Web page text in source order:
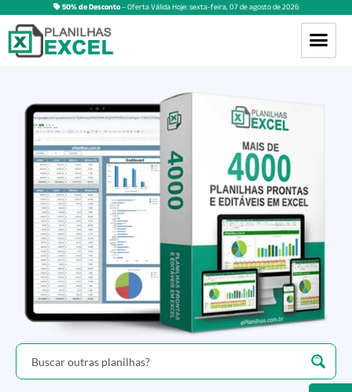
50% de Desconto– Oferta Válida Hoje:sexta-feira,07deagostode2026